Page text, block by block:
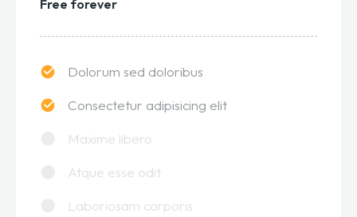
Free forever
Dolorum sed doloribus
Consectetur adipisicing elit
Maxime libero
Atque esse odit
Laboriosam corporis